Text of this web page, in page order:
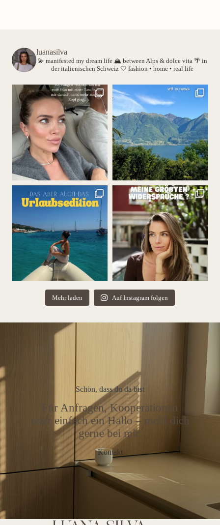
luanasilva
💫 manifested my dream life 🏔️ between Alps & dolce vita 🌴 in
der italienischen Schweiz 🤍 fashion • home • real life
Mehr laden Auf Instagram folgen
Schön, dass du da bist
Für Anfragen, Kooperationen
oder einfach ein Hallo – meld dich
gerne bei mir.
Kontakt